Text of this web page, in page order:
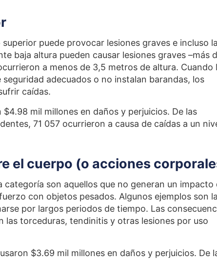
puede provocar lesiones graves e incluso la
baja altura pueden causar lesiones graves –más
a menos de 3,5 metros de altura. Cuando
adecuados o no instalan barandas, los
caídas.
mil millones en daños y perjuicios. De las
71 057 ocurrieron a causa de caídas a un
el cuerpo (o acciones
categoría son aquellos que no generan un impacto
con objetos pesados. Algunos ejemplos son la
por largos periodos de tiempo. Las
las torceduras, tendinitis y otras lesiones por uso
$3.69 mil millones en daños y perjuicios. De